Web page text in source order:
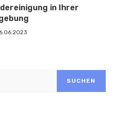
in Ihrer
SUCHEN